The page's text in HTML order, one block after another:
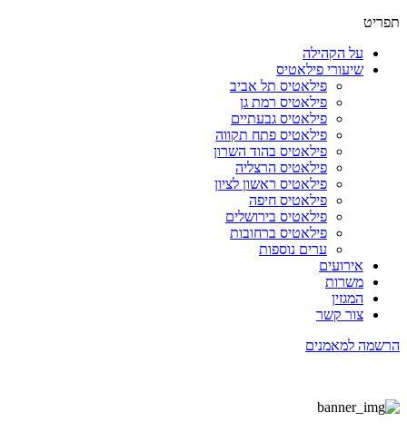
תפריט
על הקהילה
שיעורי פילאטיס
פילאטיס תל אביב
פילאטיס רמת גן
פילאטיס גבעתיים
פילאטיס פתח תקווה
פילאטיס בהוד השרון
פילאטיס הרצליה
פילאטיס ראשון לציון
פילאטיס חיפה
פילאטיס בירושלים
פילאטיס ברחובות
ערים נוספות
אירועים
משרות
המגזין
צור קשר
הרשמה למאמנים